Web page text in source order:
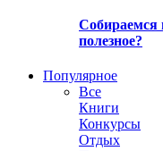
Собираемся
полезное?
Популярное
Все
Книги
Конкурсы
Отдых